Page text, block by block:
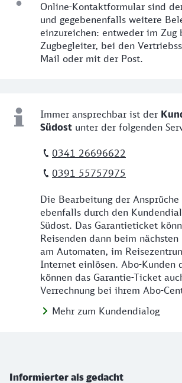
Online-Kontaktformular sind
und gegebenenfalls weitere
einzureichen: entweder im Zug
Zugbegleiter, bei den
Mail oder mit der Post.
Immer ansprechbar ist der
Südost unter der folgenden
0341 26696622
0391 55757975
Die Bearbeitung der
ebenfalls durch den
Südost. Das Garantieticket
Reisenden dann beim
am Automaten, im
Internet einlösen. Abo-Kunden
können das Garantie-Ticket
Verrechnung bei ihrem Abo-
Mehr zum Kundendialog
Informierter als gedacht